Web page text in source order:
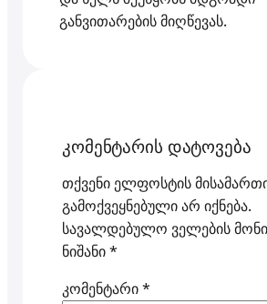
განვითარების მიღწევას.
კომენტარის დატოვება
თქვენი ელფოსტის
გამოქვეყნებული არ იქნება.
სავალდებულო ველების
ნიშანი*
კომენტარი*